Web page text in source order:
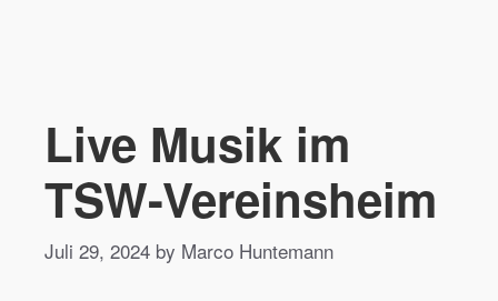
Live Musik im
TSW-Vereinsheim
Juli 29, 2024 by Marco Huntemann